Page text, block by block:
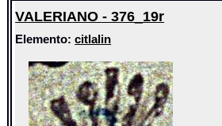
VALERIANO - 376_19r
Elemento:citlalin